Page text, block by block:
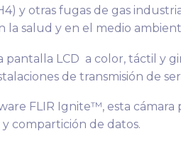
y otras fugas de gas
la salud y en el medio
LCD a color, táctil y
de transmisión de
FLIR Ignite™, esta
compartición de datos.